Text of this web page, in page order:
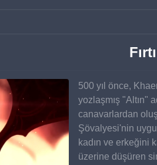
500 yıl önce,
yozlaşmış "Altın"
canavarlardan
Şövalyesi'nin
kadın ve erkeğini
üzerine düşüren